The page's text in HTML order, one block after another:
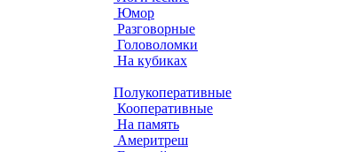
Юмор
Разговорные
Головоломки
На кубиках
Полукоперативные
Кооперативные
На память
Америтреш